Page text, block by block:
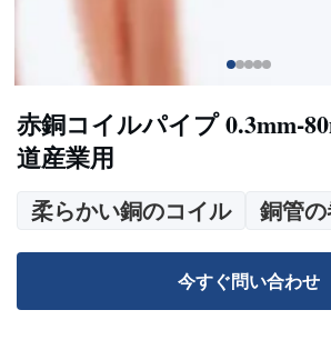
赤銅コイルパイプ 0.3mm-
道産業用
柔らかい銅のコイル 銅管
今すぐ問い合わせ